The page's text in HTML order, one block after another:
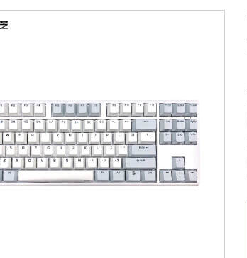
ボード87鍵盤フルキー35 gプログラム可能